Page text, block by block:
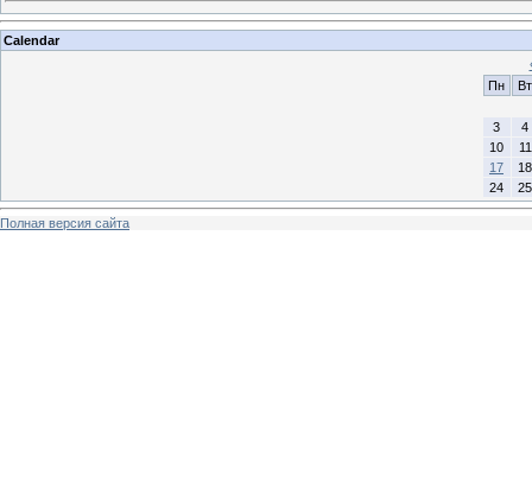
Calendar
Пн
Вт
3
4
10
11
17
18
24
25
Полная версия сайта